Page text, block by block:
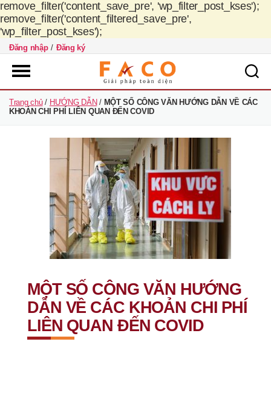
remove_filter('content_save_pre', 'wp_filter_post_kses');
remove_filter('content_filtered_save_pre',
'wp_filter_post_kses');
Đăng nhập / Đăng ký
FACO
Việt
Trang chủ/ HƯỚNG DẪN / MỘT SỐ CÔNG VĂN HƯỚNG DẪN VỀ CÁC
KHOẢN CHI PHÍ LIÊN QUAN ĐẾN COVID
MỘT SỐ CÔNG VĂN HƯỚNG
DẪN VỀ CÁC KHOẢN CHI PHÍ
LIÊN QUAN ĐẾN COVID